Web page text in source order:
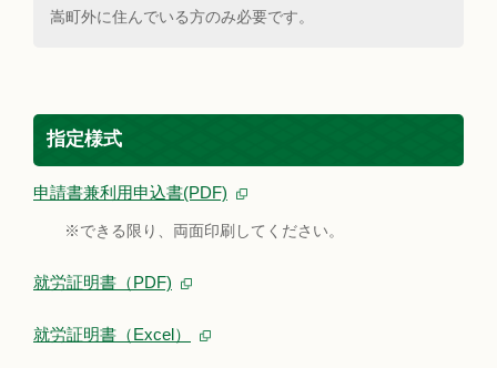
嵩町外に住んでいる方のみ必要です。
指定様式
申請書兼利用申込書(PDF)
※できる限り、両面印刷してください。
就労証明書（PDF)
就労証明書（Excel）